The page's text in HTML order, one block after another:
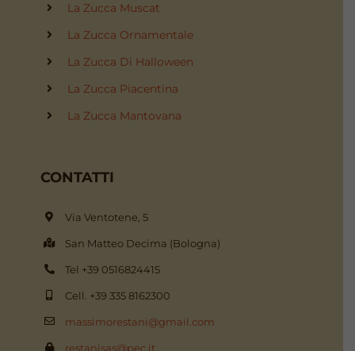
La Zucca Muscat
La Zucca Ornamentale
La Zucca Di Halloween
La Zucca Piacentina
La Zucca Mantovana
CONTATTI
Via Ventotene, 5
San Matteo Decima (Bologna)
Tel +39 0516824415
Cell. +39 335 8162300
massimorestani@gmail.com
restanisas@pec.it